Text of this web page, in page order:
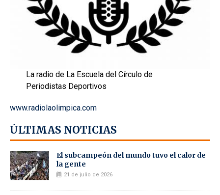
La radio de La Escuela del Círculo de
Periodistas Deportivos
www.radiolaolimpica.com
ÚLTIMAS NOTICIAS
El subcampeón del mundo tuvo el calor de
la gente
21 de julio de 2026